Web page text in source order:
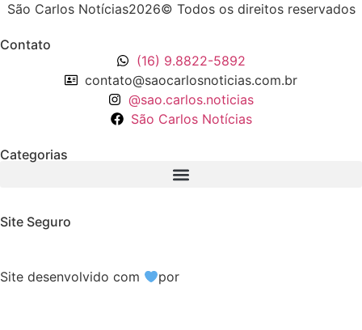
São Carlos Notícias2026© Todos os direitos reservados
Contato
(16) 9.8822-5892
contato@saocarlosnoticias.com.br
@sao.carlos.noticias
São Carlos Notícias
Categorias
Site Seguro
Site desenvolvido com por